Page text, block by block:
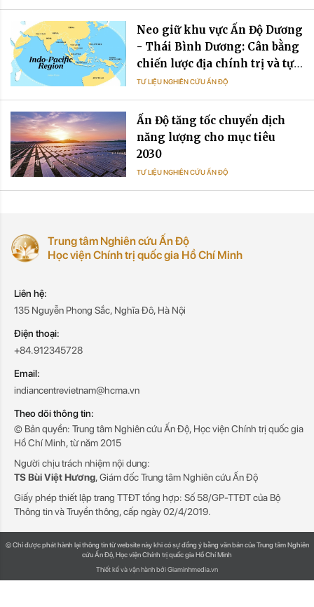
Neo giữ khu vực Ấn Độ Dương
- Thái Bình Dương: Cân bằng
chiến lược địa chính trị và tự
cường chuỗi cung ứng trong
quan hệ Ấn Độ - Việt Nam
TƯ LIỆU NGHIÊN CỨU ẤN ĐỘ
Ấn Độ tăng tốc chuyển dịch
năng lượng cho mục tiêu
2030
TƯ LIỆU NGHIÊN CỨU ẤN ĐỘ
Trung tâm Nghiên cứu Ấn Độ
Học viện Chính trị quốc gia Hồ Chí Minh
Liên hệ:
135 Nguyễn Phong Sắc, Nghĩa Đô, Hà Nội
Điện thoại:
+84.912345728
Email:
indiancentrevietnam@hcma.vn
Theo dõi thông tin:
© Bản quyền: Trung tâm Nghiên cứu Ấn Độ, Học viện Chính trị quốc gia
Hồ Chí Minh, từ năm 2015
Người chịu trách nhiệm nội dung:
TS Bùi Việt Hương, Giám đốc Trung tâm Nghiên cứu Ấn Độ
Giấy phép thiết lập trang TTĐT tổng hợp: Số 58/GP-TTĐT của Bộ
Thông tin và Truyền thông, cấp ngày 02/4/2019.
© Chỉ được phát hành lại thông tin từ website này khi có sự đồng ý bằng văn bản của Trung tâm Nghiên
cứu Ấn Độ, Học viện Chính trị quốc gia Hồ Chí Minh
Thiết kế và vận hành bởi Giaminhmedia.vn